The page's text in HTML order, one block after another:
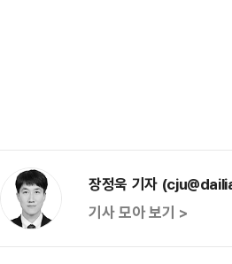
장정욱 기자
기사 모아 보기 >